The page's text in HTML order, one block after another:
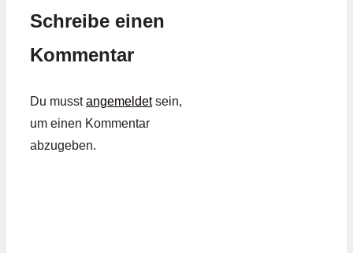
Schreibe einen
Kommentar
Du musstangemeldetsein,
um einen Kommentar
abzugeben.